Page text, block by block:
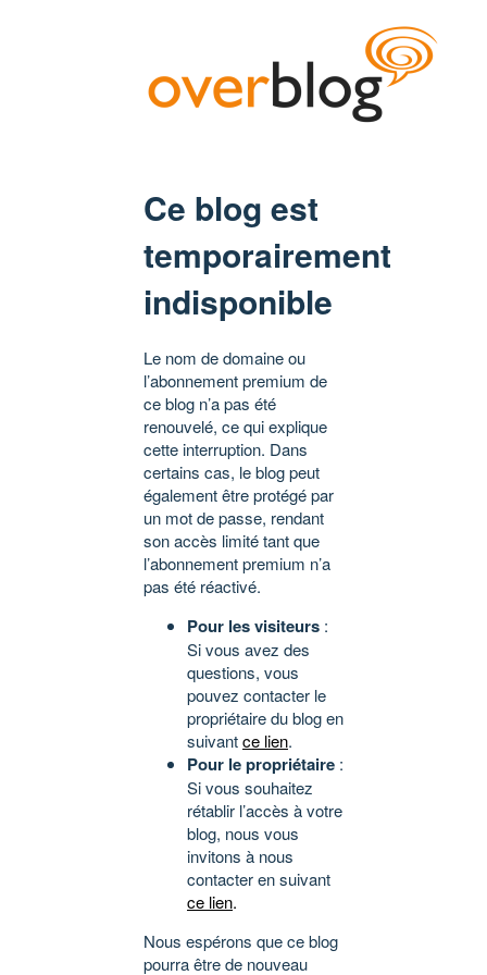
Ce blog est
temporairement
indisponible
Le nom de domaine ou
l’abonnement premium de
ce blog n’a pas été
renouvelé, ce qui explique
cette interruption. Dans
certains cas, le blog peut
également être protégé par
un mot de passe, rendant
son accès limité tant que
l’abonnement premium n’a
pas été réactivé.
Pour les visiteurs :
Si vous avez des
questions, vous
pouvez contacter le
propriétaire du blog en
suivantce lien.
Pour le propriétaire :
Si vous souhaitez
rétablir l’accès à votre
blog, nous vous
invitons à nous
contacter en suivant
ce lien.
Nous espérons que ce blog
pourra être de nouveau